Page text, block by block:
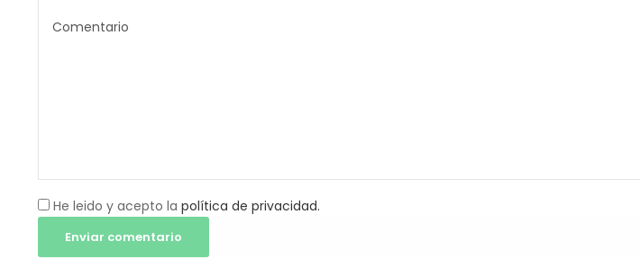
He leido y acepto la política de privacidad.